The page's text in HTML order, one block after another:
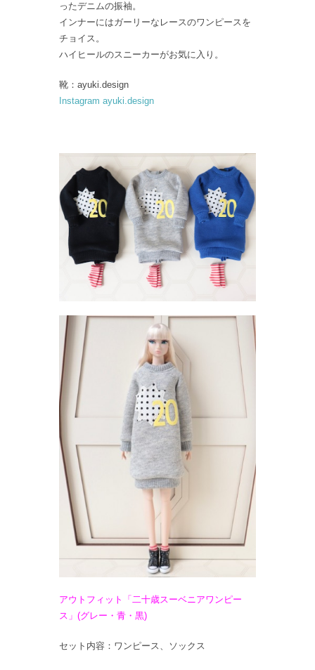
ったデニムの振袖。
インナーにはガーリーなレースのワンピースを
チョイス。
ハイヒールのスニーカーがお気に入り。
靴：ayuki.design
Instagram ayuki.design
アウトフィット「二十歳スーベニアワンピー
ス」(グレー・青・黒)
セット内容：ワンピース、ソックス